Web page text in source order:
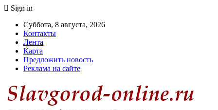
Sign in
Суббота, 8 августа, 2026
Контакты
Лента
Карта
Предложить новость
Реклама на сайте